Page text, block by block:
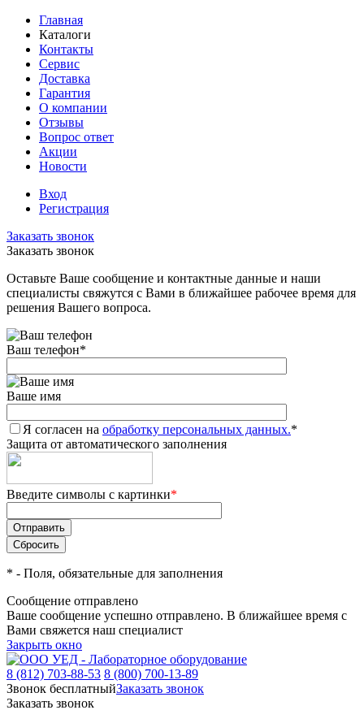
Главная
Каталоги
Контакты
Сервис
Доставка
Гарантия
О компании
Отзывы
Вопрос ответ
Акции
Новости
Вход
Регистрация
Заказать звонок
Заказать звонок
Оставьте Ваше сообщение и контактные данные и наши
специалисты свяжутся с Вами в ближайшее рабочее время для
решения Вашего вопроса.
Ваш телефон*
Ваше имя
Я согласен на обработку персональных данных.*
Защита от автоматического заполнения
Введите символы с картинки*
* - Поля, обязательные для заполнения
Сообщение отправлено
Ваше сообщение успешно отправлено. В ближайшее время с
Вами свяжется наш специалист
Закрыть окно
8 (812) 703-88-53 8 (800) 700-13-89
Звонок бесплатныйЗаказать звонок
Заказать звонок